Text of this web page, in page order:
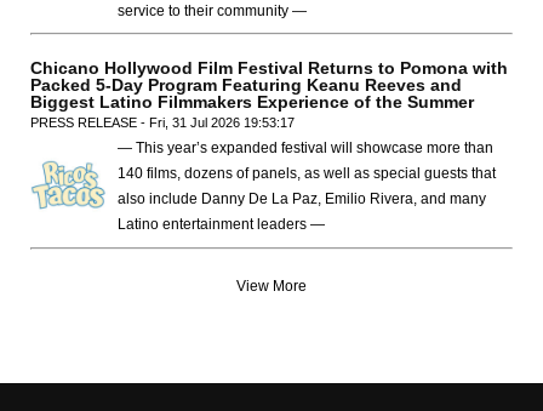
service to their community —
Chicano Hollywood Film Festival Returns to Pomona with
Packed 5-Day Program Featuring Keanu Reeves and
Biggest Latino Filmmakers Experience of the Summer
PRESS RELEASE - Fri, 31 Jul 2026 19:53:17
— This year’s expanded festival will showcase more than
140 films, dozens of panels, as well as special guests that
also include Danny De La Paz, Emilio Rivera, and many
Latino entertainment leaders —
View More